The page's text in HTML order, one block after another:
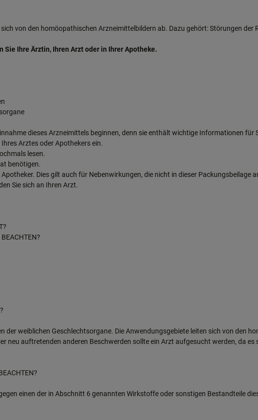
von den homöopathischen Arzneimittelbildern ab. Dazu gehört: Störungen der
Ihre Ärztin, Ihren Arzt oder in Ihrer Apotheke.
dieses Arzneimittels beginnen, denn sie enthält wichtige Informationen für
Arztes oder Apothekers ein.
lesen.
benötigen.
Dies gilt auch für Nebenwirkungen, die nicht in dieser Packungsbeilage
Sie sich an Ihren Arzt.
weiblichen Geschlechtsorgane. Die Anwendungsgebiete leiten sich von den
neu auftretenden anderen Beschwerden sollte ein Arzt aufgesucht werden, da
einen der in Abschnitt 6 genannten Wirkstoffe oder sonstigen Bestandteile